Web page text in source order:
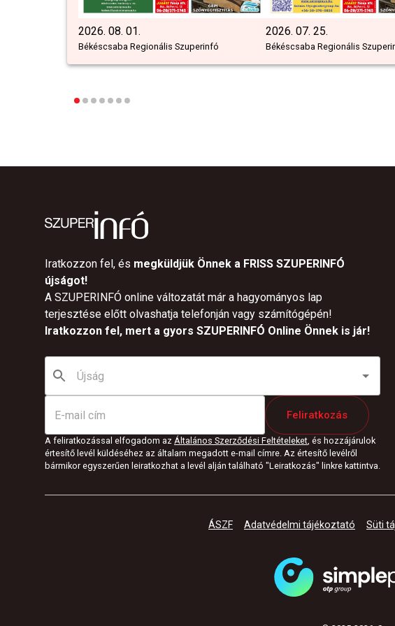
2026. 08. 01.
Békéscsaba Regionális Szuperinfó
2026. 07. 25.
Békéscsaba Regionális
Iratkozzon fel, és megküldjük Önnek a FRISS SZUPERINFÓ
újságot!
A SZUPERINFÓ online változatát már a hagyományos lap
terjesztése előtt olvashatja telefonján vagy számítógépén!
Iratkozzon fel, mert a gyors SZUPERINFÓ Online Önnek is jár!
Feliratkozás
A feliratkozással elfogadom az Általános Szerződési Feltételeket, és hozzájárulok
értesítő levél küldéséhez az általam megadott e-mail címre. Az értesítő levélről
bármikor egyszerűen leiratkozhat a levél alján található "Leiratkozás" linkre kattintva.
ÁSZF Adatvédelmi tájékoztató Süti